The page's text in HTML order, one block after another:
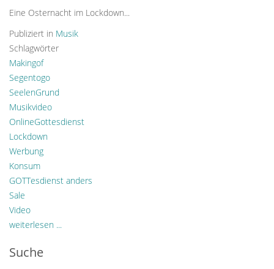
Eine Osternacht im Lockdown...
Publiziert in Musik
Schlagwörter
Makingof
Segentogo
SeelenGrund
Musikvideo
OnlineGottesdienst
Lockdown
Werbung
Konsum
GOTTesdienst anders
Sale
Video
weiterlesen ...
Suche